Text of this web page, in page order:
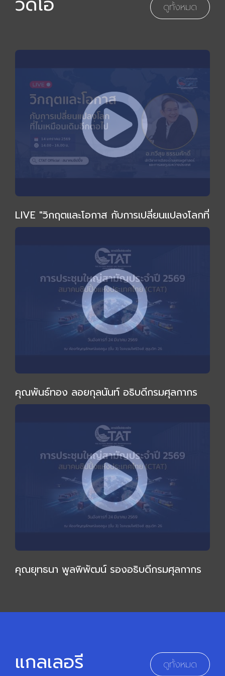
ดูทั้งหมด
LIVE "วิกฤตและโอกาส กับการเปลี่ยนแปลงโลกที่
ไม่เหมือนเดิม" โดย อ.ทวีสุข ธรรมศักดิ์
คุณพันธ์ทอง ลอยกุลนันท์ อธิบดีกรมศุลกากร
ร่วมงานและกล่าวปาฐกถาพิเศษในการประชุมใหญ่
คุณยุทธนา พูลพิพัฒน์ รองอธิบดีกรมศุลกากร
แกลเลอรี ดูทั้งหมด